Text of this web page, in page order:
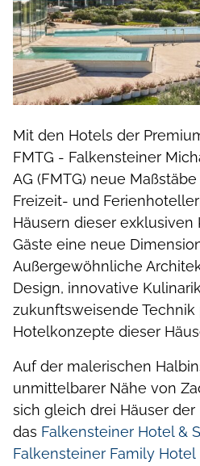
Mit den Hotels der
FMTG - Falkensteiner
AG (FMTG) neue
Freizeit- und
Häusern dieser
Gäste eine neue
Außergewöhnliche
Design, innovative
zukunftsweisende Technik
Hotelkonzepte dieser
Auf der malerischen
unmittelbarer Nähe von
sich gleich drei Häuser
das Falkensteiner Hotel &
Falkensteiner Family Hotel